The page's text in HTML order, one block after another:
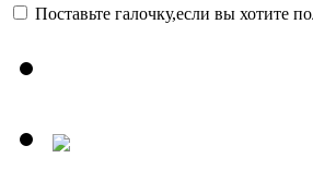
Поставьте галочку,если вы хотите